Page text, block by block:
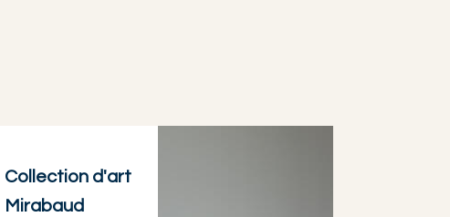
Collection d'art
Mirabaud